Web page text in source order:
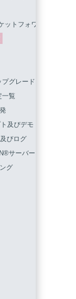
トフォワーダー設定
グレードとリセット
一覧
及びデモ
びログ
サーバー
グ